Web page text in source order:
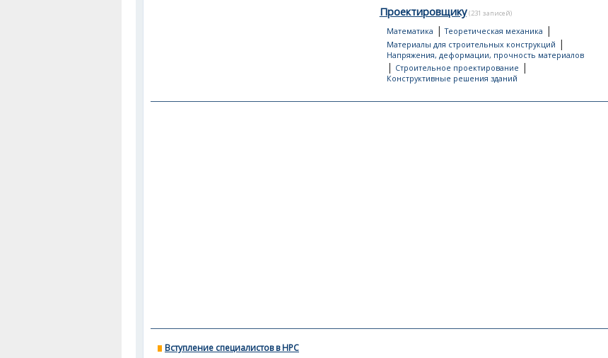
Проектировщику (231 записей)
Математика |Теоретическая механика |
Материалы для строительных конструкций |
Напряжения, деформации, прочность материалов
| Строительное проектирование |
Конструктивные решения зданий
Вступление специалистов в НРС